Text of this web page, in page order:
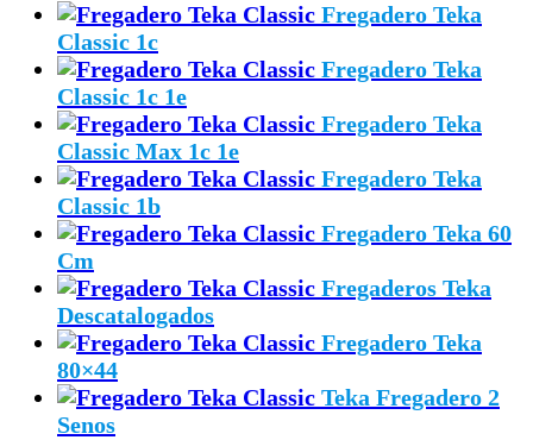
Fregadero Teka
Classic 1c
Fregadero Teka
Classic 1c 1e
Fregadero Teka
Classic Max 1c 1e
Fregadero Teka
Classic 1b
Fregadero Teka 60
Cm
Fregaderos Teka
Descatalogados
Fregadero Teka
80×44
Teka Fregadero 2
Senos